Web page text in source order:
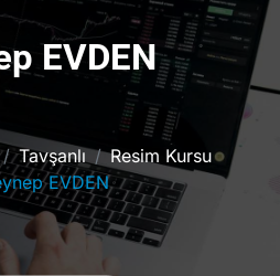
EVDEN
Tavşanlı
Resim Kursu
EVDEN